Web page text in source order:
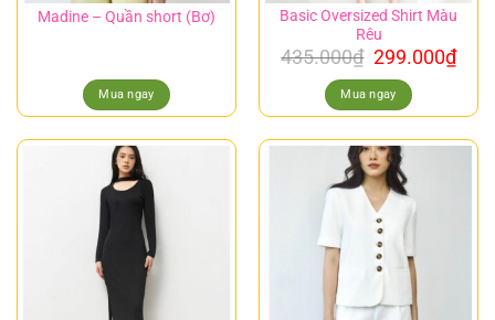
Madine – Quần short (Bơ)
Mua ngay
Basic Oversized Shirt Màu
Rêu
435.000₫ 299.000₫
Mua ngay